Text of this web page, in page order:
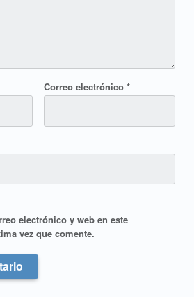
Correo electrónico *
electrónico y web en este
vez que comente.